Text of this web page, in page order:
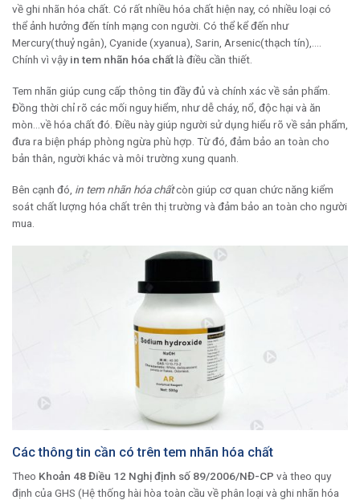
về ghi nhãn hóa chất. Có rất nhiều hóa chất hiện nay, có nhiều loại có
thể ảnh hưởng đến tính mạng con người. Có thể kể đến như
Mercury(thuỷ ngân), Cyanide (xyanua), Sarin, Arsenic(thạch tín),….
Chính vì vậy in tem nhãn hóa chấtlà điều cần thiết.
Tem nhãn giúp cung cấp thông tin đầy đủ và chính xác về sản phẩm.
Đồng thời chỉ rõ các mối nguy hiểm, như dễ cháy, nổ, độc hại và ăn
mòn…về hóa chất đó. Điều này giúp người sử dụng hiểu rõ về sản phẩm,
đưa ra biện pháp phòng ngừa phù hợp. Từ đó, đảm bảo an toàn cho
bản thân, người khác và môi trường xung quanh.
Bên cạnh đó, in tem nhãn hóa chấtcòn giúp cơ quan chức năng kiểm
soát chất lượng hóa chất trên thị trường và đảm bảo an toàn cho người
mua.
Các thông tin cần có trên tem nhãn hóa chất
Theo Khoản 48 Điều 12 Nghị định số 89/2006/NĐ-CP và theo quy
định của GHS (Hệ thống hài hòa toàn cầu về phân loại và ghi nhãn hóa